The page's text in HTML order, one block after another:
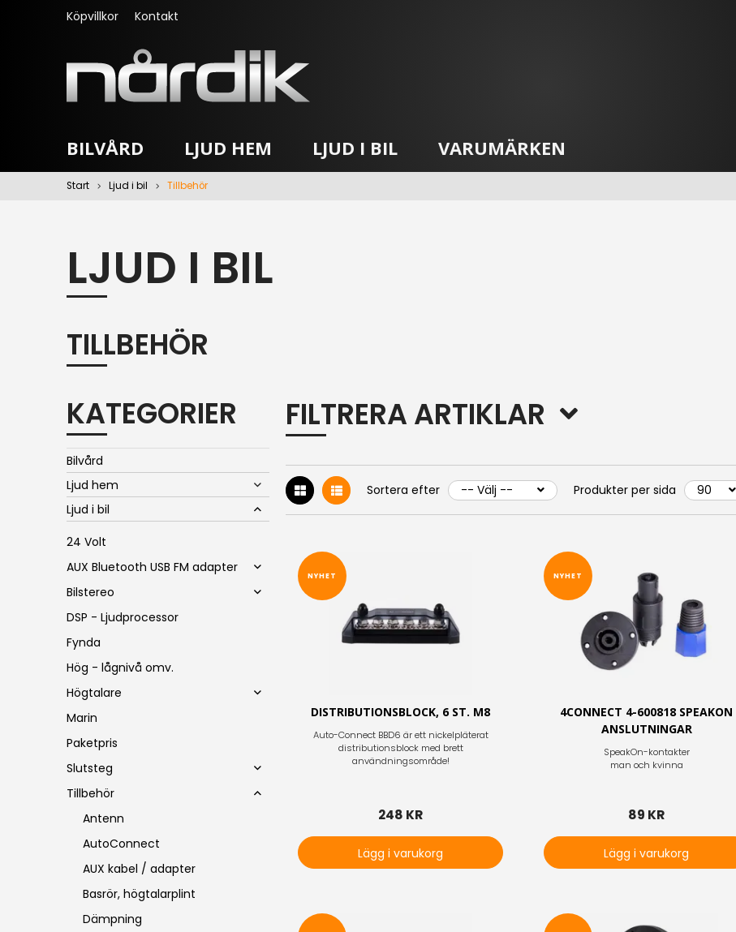
Köpvillkor Kontakt
BILVÅRD LJUD HEM LJUD I BIL VARUMÄRKEN
Start Ljud i bil Tillbehör
LJUD I BIL
TILLBEHÖR
KATEGORIER
Bilvård
Ljud hem
Ljud i bil
24 Volt
AUX Bluetooth USB FM adapter
Bilstereo
DSP - Ljudprocessor
Fynda
Hög - lågnivå omv.
Högtalare
Marin
Paketpris
Slutsteg
Tillbehör
Antenn
AutoConnect
AUX kabel / adapter
Basrör, högtalarplint
Dämpning
FILTRERA ARTIKLAR
Sortera efter Produkter per sida
NYHET
DISTRIBUTIONSBLOCK, 6 ST. M8
Auto-Connect BBD6 är ett nickelpläterat
distributionsblock med brett
användningsområde!
248 KR
Lägg i varukorg
NYHET
4CONNECT 4-600818 SPEAKON
ANSLUTNINGAR
SpeakOn-kontakter
man och kvinna
89 KR
Lägg i varukorg